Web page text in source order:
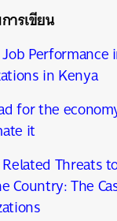
ารเขียน
Performance
in Kenya
for the
it
Threats
Country: The